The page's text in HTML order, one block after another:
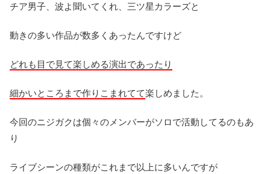
チア男子、波よ聞いてくれ、三ツ星カラーズと
動きの多い作品が数多くあったんですけど
どれも目で見て楽しめる演出であったり
細かいところまで作りこまれてて楽しめました。
今回のニジガクは個々のメンバーがソロで活動してるのもあ
り
ライブシーンの種類がこれまで以上に多いんですが